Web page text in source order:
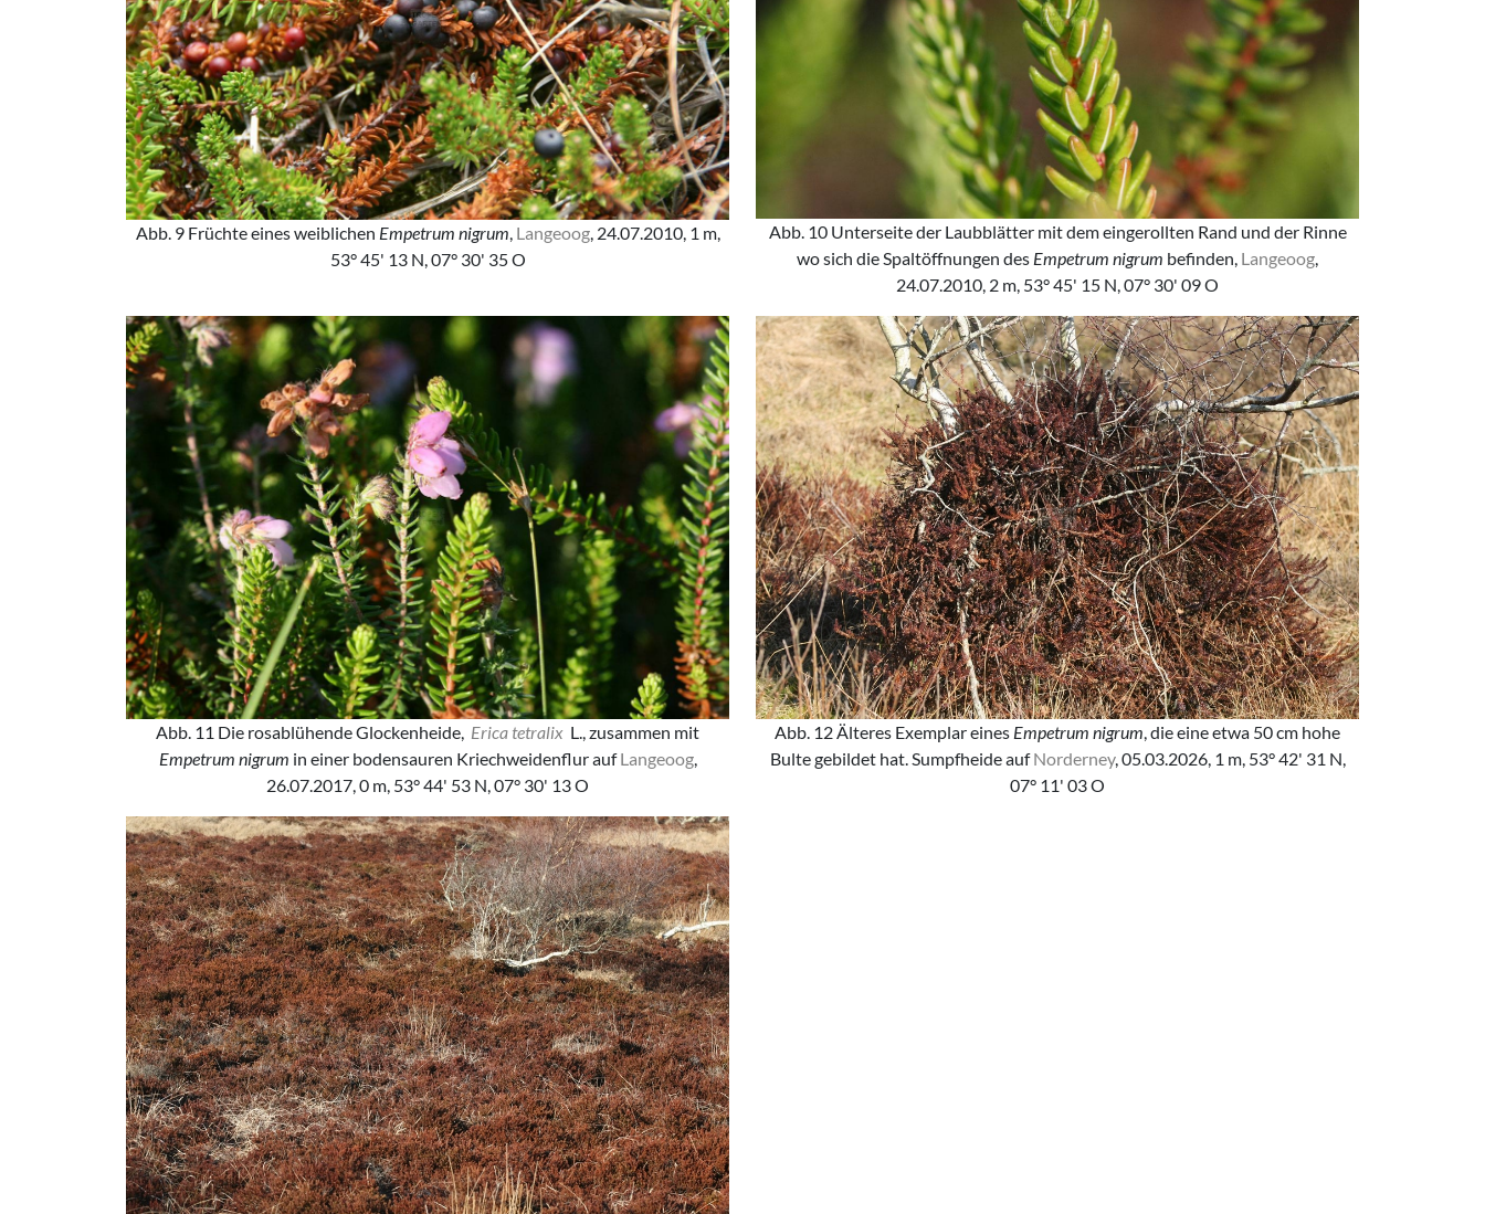
Abb. 9 Früchte eines weiblichen Empetrum nigrum, Langeoog, 24.07.2010, 1 m,
53° 45' 13 N, 07° 30' 35 O
Abb. 10 Unterseite der Laubblätter mit dem eingerollten Rand und der Rinne
wo sich die Spaltöffnungen des Empetrum nigrum befinden, Langeoog,
24.07.2010, 2 m, 53° 45' 15 N, 07° 30' 09 O
Abb. 11 Die rosablühende Glockenheide, Erica tetralix L., zusammen mit
Empetrum nigrum in einer bodensauren Kriechweidenflur aufLangeoog,
26.07.2017, 0 m, 53° 44' 53 N, 07° 30' 13 O
Abb. 12 Älteres Exemplar eines Empetrum nigrum, die eine etwa 50 cm hohe
Bulte gebildet hat. Sumpfheide aufNorderney, 05.03.2026, 1 m, 53° 42' 31 N,
07° 11' 03 O